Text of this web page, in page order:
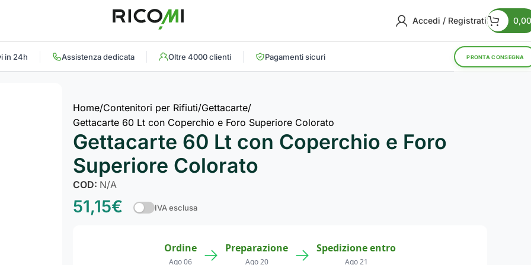
Accedi / Registrati 0,00
in 24h Assistenza dedicata Oltre 4000 clienti Pagamenti sicuri PRONTA CONSEGNA
Home Contenitori per Rifiuti Gettacarte
Gettacarte 60 Lt con Coperchio e Foro Superiore Colorato
Gettacarte 60 Lt con Coperchio e Foro
Superiore Colorato
COD: N/A
51,15€ IVA esclusa
Ordine
Ago 06 → Preparazione
Ago 20 → Spedizione entro
Ago 21